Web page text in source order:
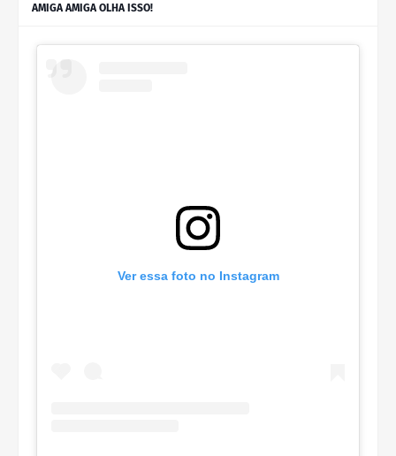
AMIGA AMIGA OLHA ISSO!
Ver essa foto no Instagram